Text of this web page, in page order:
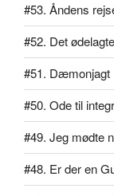
#53. Åndens
#52. Det
#51. Dæmonjagt
#50. Ode til
#49. Jeg mødte
#48. Er der en